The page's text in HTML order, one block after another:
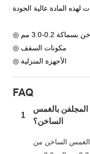
0.2-3.0 مم
◎ مكونات السقف
◎ الأجهزة المنزلية
FAQ
1
بالغمس
الساخن؟
الساخن من